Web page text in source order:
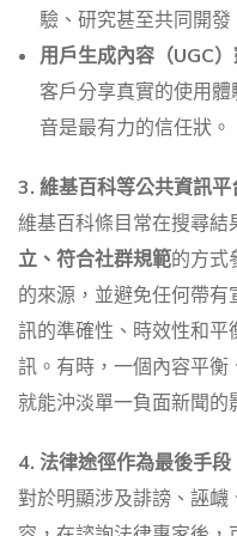
驗、研究甚至共同開發
用戶生成內容（UGC）
客戶分享真實的使用
音是最有力的信任狀。
3. 維基百科等公共資訊平
維基百科條目常在搜尋
立、符合社群規範的方式
的來源，並避免任何帶
訊的準確性、時效性和
訊。有時，一個內容平
就能沖淡單一負面新聞的
4. 法律途徑作為最後手段
對於明顯涉及誹謗、誣